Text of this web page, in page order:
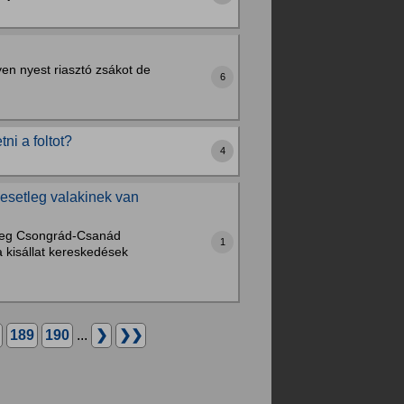
nyest riasztó zsákot de 6
a foltot?
4
valakinek van
Csongrád-Csanád
kisállat kereskedések
1
189 190 ... ❯ ❯❯